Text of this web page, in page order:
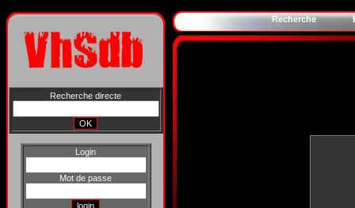
Recherche directe
Login
Mot de passe
Recherche